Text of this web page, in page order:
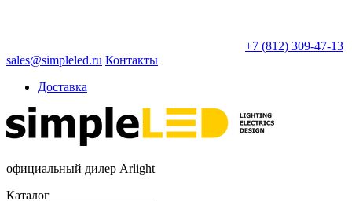
+7 (812) 309-47-13
sales@simpleled.ru Контакты
Доставка
официальный дилер Arlight
Каталог